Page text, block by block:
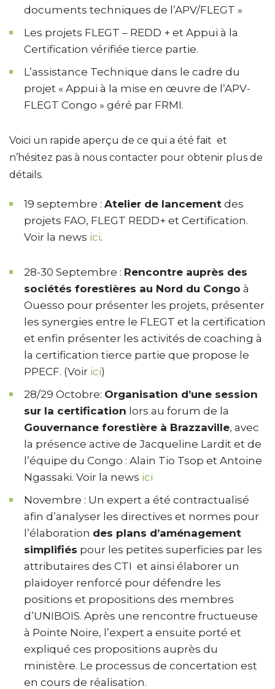
documents techniques de l’APV/FLEGT »
Les projets FLEGT – REDD + et Appui à la
Certification vérifiée tierce partie.
L’assistance Technique dans le cadre du
projet « Appui à la mise en œuvre de l’APV-
FLEGT Congo » géré par FRMI.
Voici un rapide aperçu de ce qui a été fait et
n’hésitez pas à nous contacter pour obtenir plus de
détails.
19 septembre : Atelier de lancement des
projets FAO, FLEGT REDD+ et Certification.
Voir la news ici.
28-30 Septembre : Rencontre auprès des
sociétés forestières au Nord du Congo à
Ouesso pour présenter les projets, présenter
les synergies entre le FLEGT et la certification
et enfin présenter les activités de coaching à
la certification tierce partie que propose le
PPECF. (Voir ici)
28/29 Octobre: Organisation d’une session
sur la certification lors au forum de la
Gouvernance forestière à Brazzaville, avec
la présence active de Jacqueline Lardit et de
l’équipe du Congo : Alain Tio Tsop et Antoine
Ngassaki. Voir la news ici
Novembre : Un expert a été contractualisé
afin d’analyser les directives et normes pour
l’élaboration des plans d’aménagement
simplifiés pour les petites superficies par les
attributaires des CTI et ainsi élaborer un
plaidoyer renforcé pour défendre les
positions et propositions des membres
d’UNIBOIS. Après une rencontre fructueuse
à Pointe Noire, l’expert a ensuite porté et
expliqué ces propositions auprès du
ministère. Le processus de concertation est
en cours de réalisation.